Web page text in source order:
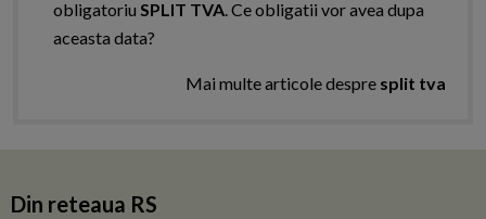
obligatoriu SPLIT TVA. Ce obligatii vor avea dupa
aceasta data?
Mai multe articole despre split tva
Din reteaua RS